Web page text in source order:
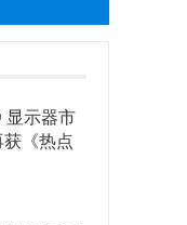
显示器市
《热点